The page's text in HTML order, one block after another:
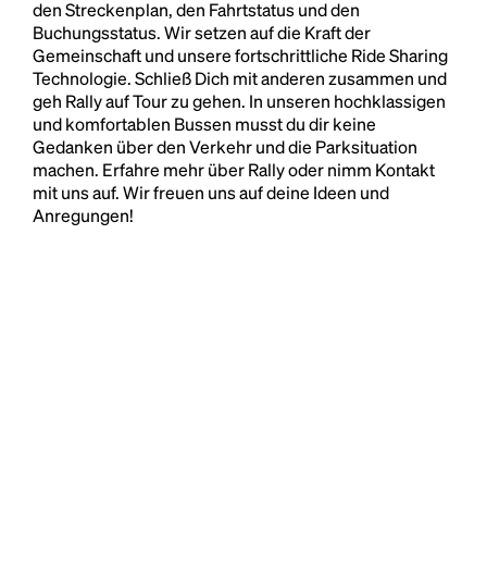
den Streckenplan, den Fahrtstatus und den
Buchungsstatus. Wir setzen auf die Kraft der
Gemeinschaft und unsere fortschrittliche Ride Sharing
Technologie. Schließ Dich mit anderen zusammen und
geh Rally auf Tour zu gehen. In unseren hochklassigen
und komfortablen Bussen musst du dir keine
Gedanken über den Verkehr und die Parksituation
machen. Erfahre mehr über Rally oder nimm Kontakt
mit uns auf. Wir freuen uns auf deine Ideen und
Anregungen!
1500s, when an unknown printer took a galley of
type and scrambled it to make a type specimen
book. It has survived not only five centuries, but also
the leap into electronic typesetting, remaining
essentially unchanged.